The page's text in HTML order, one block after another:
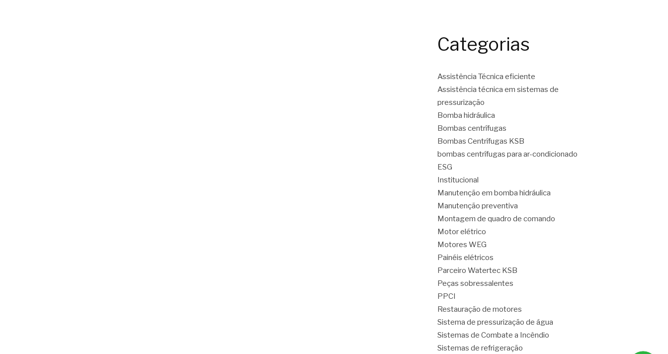
Categorias
Assistência Técnica eficiente
Assistência técnica em sistemas de
pressurização
Bomba hidráulica
Bombas centrífugas
Bombas Centrífugas KSB
bombas centrífugas para ar-condicionado
ESG
Institucional
Manutenção em bomba hidráulica
Manutenção preventiva
Montagem de quadro de comando
Motor elétrico
Motores WEG
Painéis elétricos
Parceiro Watertec KSB
Peças sobressalentes
PPCI
Restauração de motores
Sistema de pressurização de água
Sistemas de Combate a Incêndio
Sistemas de refrigeração